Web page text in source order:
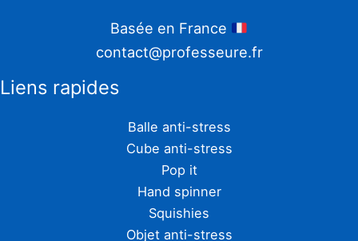
Basée en France
contact@professeure.fr
Liens rapides
Balle anti-stress
Cube anti-stress
Pop it
Hand spinner
Squishies
Objet anti-stress